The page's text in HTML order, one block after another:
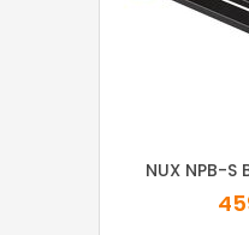
NUX NPB-S